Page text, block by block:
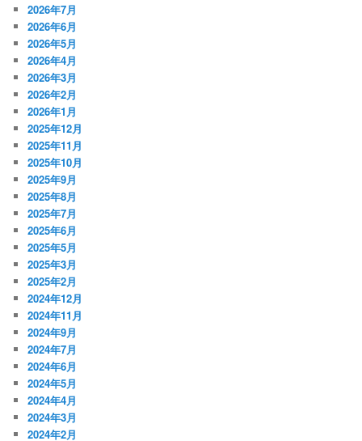
2026年7月
2026年6月
2026年5月
2026年4月
2026年3月
2026年2月
2026年1月
2025年12月
2025年11月
2025年10月
2025年9月
2025年8月
2025年7月
2025年6月
2025年5月
2025年3月
2025年2月
2024年12月
2024年11月
2024年9月
2024年7月
2024年6月
2024年5月
2024年4月
2024年3月
2024年2月